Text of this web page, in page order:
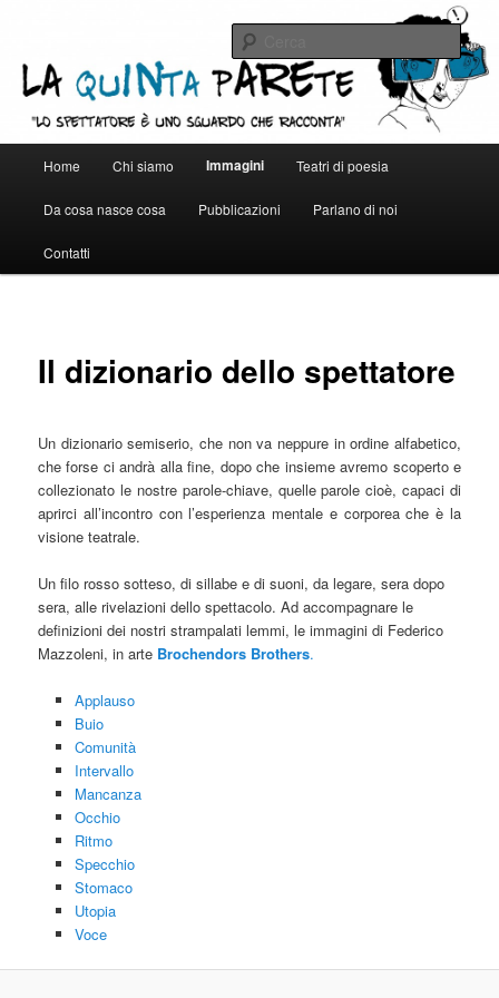
contenuto
principaleLa quinta parete
Cerca
principale
Home Chi siamo Immagini Teatri di poesia
Da cosa nasce cosa Pubblicazioni Parlano di noi
Contatti
Il dizionario dello spettatore
Un dizionario semiserio, che non va neppure in ordine alfabetico,
che forse ci andrà alla fine, dopo che insieme avremo scoperto e
collezionato le nostre parole-chiave, quelle parole cioè, capaci di
aprirci all’incontro con l’esperienza mentale e corporea che è la
visione teatrale.
Un filo rosso sotteso, di sillabe e di suoni, da legare, sera dopo
sera, alle rivelazioni dello spettacolo. Ad accompagnare le
definizioni dei nostri strampalati lemmi, le immagini di Federico
Mazzoleni, in arte Brochendors Brothers.
Applauso
Buio
Comunità
Intervallo
Mancanza
Occhio
Ritmo
Specchio
Stomaco
Utopia
Voce